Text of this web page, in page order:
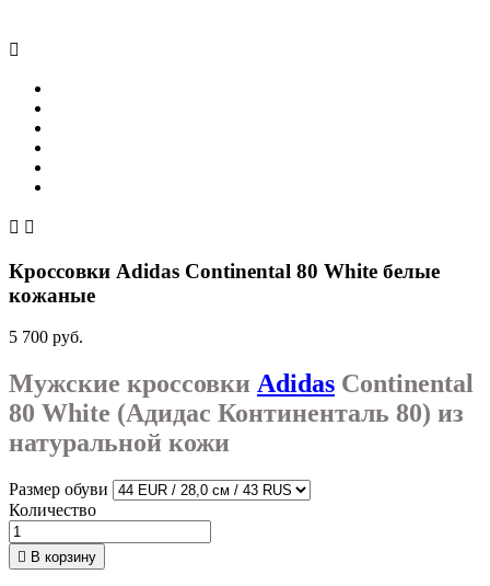

 
Кроссовки Adidas Continental 80 White белые
кожаные
5 700 руб.
Мужские кроссовки Adidas Continental
80 White (Адидас Континенталь 80) из
натуральной кожи
Размер обуви
Количество
 В корзину